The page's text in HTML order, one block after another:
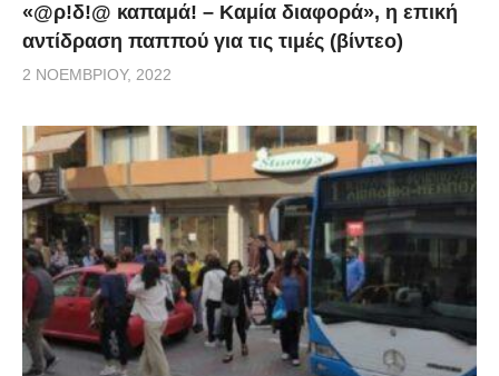
«@ρ!δ!@ καπαμά! – Καμία διαφορά», η επική
αντίδραση παππού για τις τιμές (βίντεο)
2 ΝΟΕΜΒΡΊΟΥ, 2022